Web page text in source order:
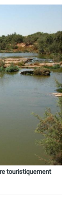
touristiquement